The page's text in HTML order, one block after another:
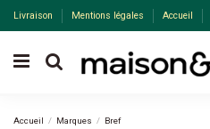
Livraison Mentions légales Accueil
Accueil Marques Bref